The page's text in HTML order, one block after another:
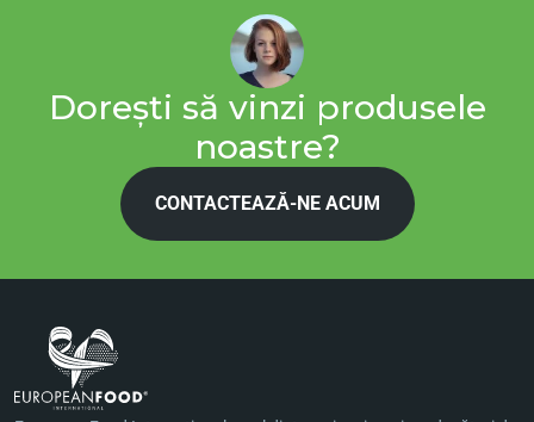
Dorești să vinzi produsele
noastre?
CONTACTEAZĂ-NE ACUM